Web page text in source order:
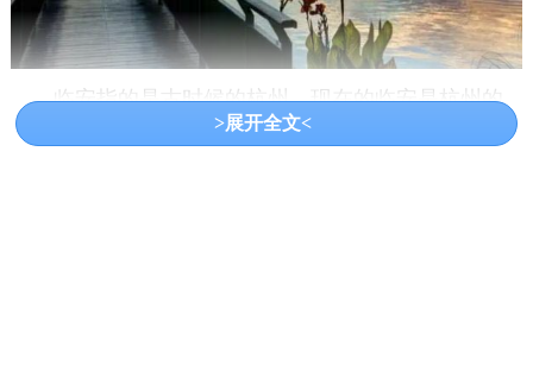
临安指的是古时候的杭州，现在的临安是杭州的
市辖区之一，在1129年是为表彰吴越国王之孙的功绩
>展开全文<